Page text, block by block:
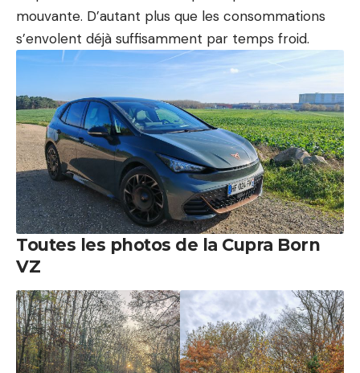
mouvante. D’autant plus que les consommations
s’envolent déjà suffisamment par temps froid.
Toutes les photos de la Cupra Born
VZ